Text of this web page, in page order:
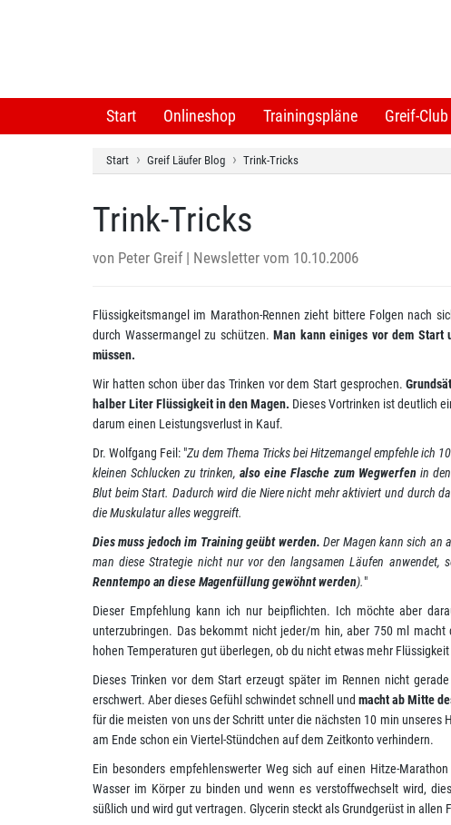
Start Onlineshop Trainingspläne Greif-Club
Start Greif Läufer Blog Trink-Tricks
Trink-Tricks
von Peter Greif | Newsletter vom 10.10.2006
Flüssigkeitsmangel im Marathon-Rennen zieht bittere Folgen nach
durch Wassermangel zu schützen.Man kann einiges vor dem Start
müssen.
Wir hatten schon über das Trinken vor dem Start gesprochen.
halber Liter Flüssigkeit in den Magen. Dieses Vortrinken ist deutlich
darum einen Leistungsverlust in Kauf.
Dr. Wolfgang Feil: "Zu dem Thema Tricks bei Hitzemangel empfehle ich
kleinen Schlucken zu trinken,also eine Flasche zum Wegwerfenin den
Blut beim Start. Dadurch wird die Niere nicht mehr aktiviert und durch
die Muskulatur alles weggreift.
Dies muss jedoch im Training geübt werden. Der Magen kann sich an
man diese Strategie nicht nur vor den langsamen Läufen anwendet,
Renntempo an diese Magenfüllung gewöhnt werden)."
Dieser Empfehlung kann ich nur beipflichten. Ich möchte aber
unterzubringen. Das bekommt nicht jeder/m hin, aber 750 ml
hohen Temperaturen gut überlegen, ob du nicht etwas mehr
Dieses Trinken vor dem Start erzeugt später im Rennen nicht
erschwert. Aber dieses Gefühl schwindet schnell undmacht ab Mitte
für die meisten von uns der Schritt unter die nächsten 10 min
am Ende schon ein Viertel-Stündchen auf dem Zeitkonto verhindern.
Ein besonders empfehlenswerter Weg sich auf einen Hitze-
Wasser im Körper zu binden und wenn es verstoffwechselt wird,
süßlich und wird gut vertragen. Glycerin steckt als Grundgerüst in